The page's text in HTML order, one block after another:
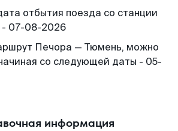
отбытия поезда со станции
- 07-08-2026
Печора — Тюмень, можно
со следующей даты - 05-
информация